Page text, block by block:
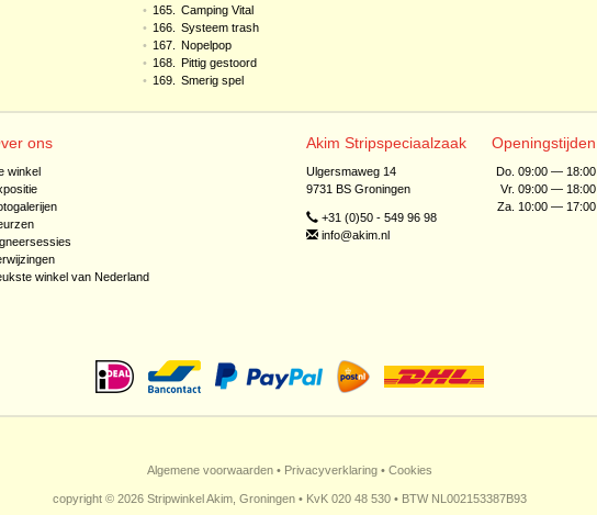
• 165.
Camping Vital
• 166.
Systeem trash
• 167.
Nopelpop
• 168.
Pittig gestoord
• 169. Smerig spel
ons
winkel
winkel van Nederland
Akim Stripspeciaalzaak
Ulgersmaweg 14
9731 BS Groningen
+31 (0)50 - 549 96 98
info@akim.nl
Openingstijden
Do. 09:00 — 18:00
Vr. 09:00 — 18:00
Za. 10:00 — 17:00
Algemene voorwaarden • Privacyverklaring • Cookies
copyright © 2026 Stripwinkel Akim, Groningen • KvK 020 48 530 • BTW NL002153387B93